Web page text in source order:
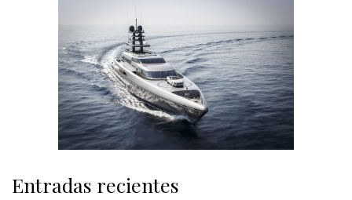
Entradas recientes